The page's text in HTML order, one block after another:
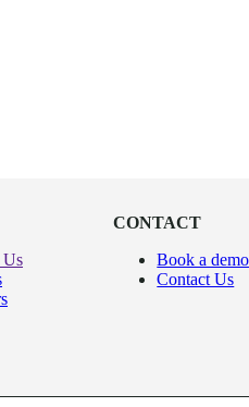
Us
CONTACT
Book a demo
Contact Us